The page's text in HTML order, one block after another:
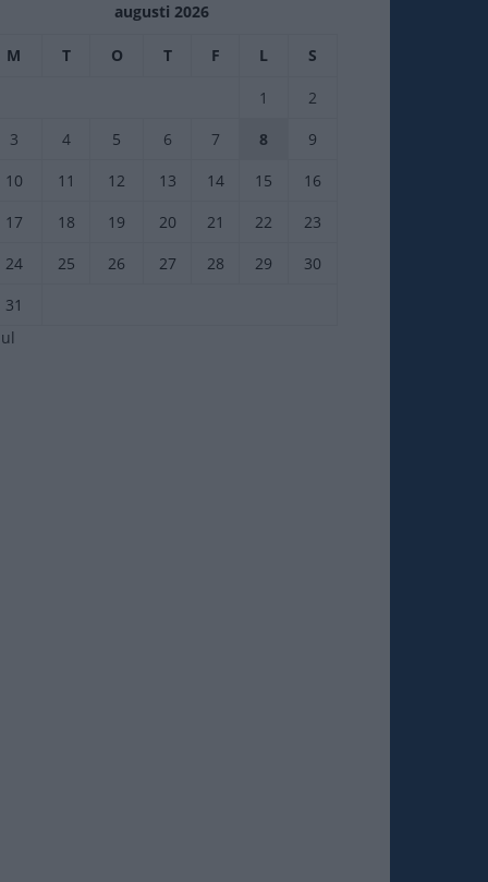
augusti 2026
M T O T F L S
1
2
3
4 5 6 7 8
9
10
11 12 13 14 15
16
17
18 19 20 21 22
23
24
25 26 27 28 29
30
31